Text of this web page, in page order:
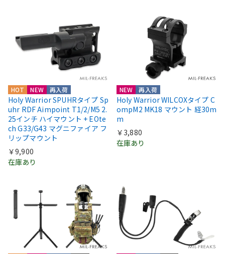
HOT NEW 再入荷
Holy Warrior SPUHRタイプ Sp
uhr RDF Aimpoint T1/2/M5 2.
25インチ ハイマウント + EOte
ch G33/G43 マグニファイア フ
リップマウント
￥9,900
在庫あり
NEW 再入荷
Holy Warrior WILCOXタイプ C
ompM2 MK18 マウント 経30m
m
￥3,880
在庫あり